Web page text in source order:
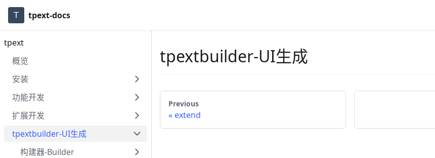
tpext-docs
tpext
概览
安装
功能开发
扩展开发
tpextbuilder-UI生成
构建器-Builder
tpextbuilder-UI生成
Previous
« extend